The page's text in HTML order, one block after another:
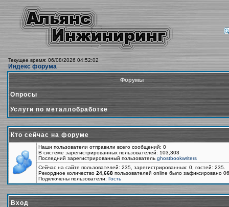
Текущее время: 06/08/2026 04:52:02
Индекс форума
Форумы
Опросы
Услуги по металлобработке
Кто сейчас на форуме
Наши пользователи отправили всего сообщений: 0
В системе зарегистрированных пользователей: 103,303
Последний зарегистрированный пользователь ghostbookwriters
Сейчас на сайте пользователей: 235, зарегистрированных: 0, гостей:
Рекордное количество 24,668 пользователей online было зафиксировано
Подключены пользователи: Гость
Вход